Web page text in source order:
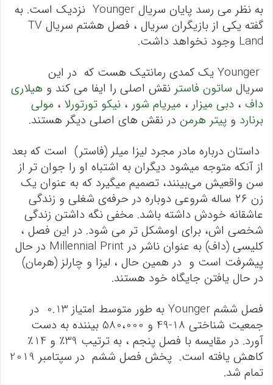
به نظر می رسد پایان سریال Younger نزدیک است. به
گفته یکی از بازیگران سریال ، فصل هشتم سریال TV
Land وجود نخواهد داشت.
Younger یک کمدی رمانتیک هست که در این
سریال ساتون فاستر نقش اصلی را ایفا می کند و هیلاری
داف ، دبی میزار ، میریام شور ، نیکو تورتورلا ، مولی
برنارد و پیتر هرمن در نقش های اصلی دیگر هستند.
داستان درباره مادر مجرد لیزا میلر (فاستر) است که بعد
از آنکه متوجه میشود دیگران به اشتباه او را جوان تر از
سن واقعیش می‌بینند، تصمیم میگیرد که به عنوان یک
زن ۲۶ ساله شروعی دوباره در حرفه‌ی شغلی و زندگی
عاشقانه خودش داشته باشد. مخفی نگه داشتن زندگی
شخصی اش، برای اومشکل تر می شود. در این فصل ،
کلیسی (داف) به عنوان ناشر در Millennial Print در حال
پیشرفت است و در همین حال ، لیزا و چارلز (هرمان)
در حال یافتن جایگاه خود هستند.
فصل ششم Younger به طور متوسط ​​امتیاز 0.13 در
جمعیت شناختی 18-49 و 580،000 بیننده به دست
آورد. در مقایسه با فصل پنجم ، به ترتیب 39٪ و 14٪
کاهش یافته است. پخش فصل ششم در سپتامبر 2019
تمام شد.